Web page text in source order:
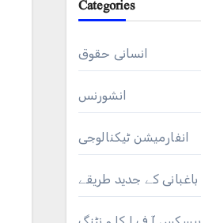
Categories
انسانی حقوق
انشورنس
انفارمیشن ٹیکنالوجی
باغبانی کے جدید طریقے